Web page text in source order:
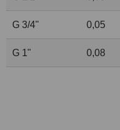
G 3/4" 0,05
G 1" 0,08